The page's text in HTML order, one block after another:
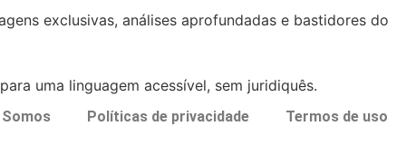
exclusivas, análises aprofundadas e bastidores do
uma linguagem acessível, sem juridiquês.
Somos Políticas de privacidade Termos de uso